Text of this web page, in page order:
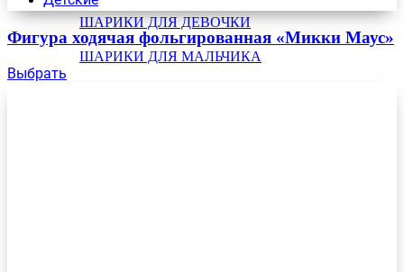
ШАРИКИ ДЛЯ ДЕВОЧКИ
ШАРИКИ ДЛЯ МАЛЬЧИКА
Фигура ходячая фольгированная «Микки Маус»
Выбрать